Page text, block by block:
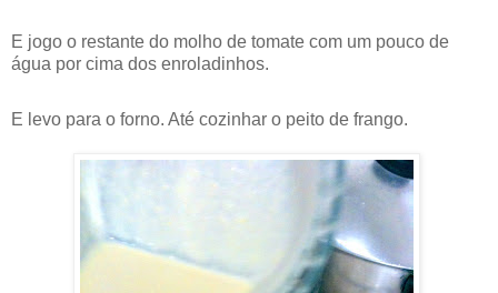
E jogo o restante do molho de tomate com um pouco de
água por cima dos enroladinhos.
E levo para o forno. Até cozinhar o peito de frango.